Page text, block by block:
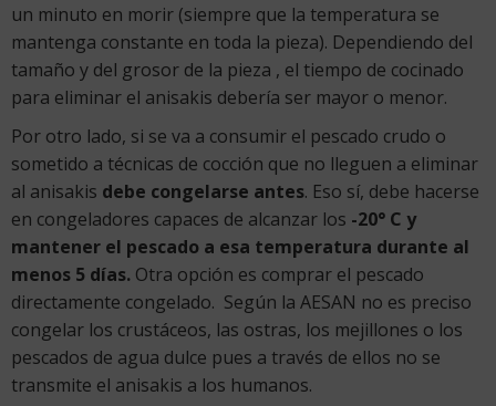
un minuto en morir (siempre que la temperatura se
mantenga constante en toda la pieza). Dependiendo del
tamaño y del grosor de la pieza , el tiempo de cocinado
para eliminar el anisakis debería ser mayor o menor.
Por otro lado, si se va a consumir el pescado crudo o
sometido a técnicas de cocción que no lleguen a eliminar
al anisakis debe congelarse antes. Eso sí, debe hacerse
en congeladores capaces de alcanzar los -20° C y
mantener el pescado a esa temperatura durante al
menos 5 días. Otra opción es comprar el pescado
directamente congelado. Según la AESAN no es preciso
congelar los crustáceos, las ostras, los mejillones o los
pescados de agua dulce pues a través de ellos no se
transmite el anisakis a los humanos.